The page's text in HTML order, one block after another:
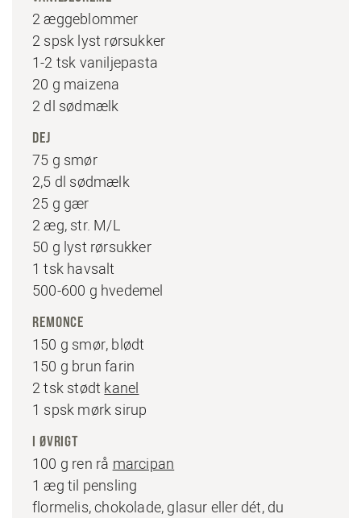
2 æggeblommer
2 spsk lyst rørsukker
1-2 tsk vaniljepasta
20 g maizena
2 dl sødmælk
DEJ
75 g smør
2,5 dl sødmælk
25 g gær
2 æg, str. M/L
50 g lyst rørsukker
1 tsk havsalt
500-600 g hvedemel
REMONCE
150 g smør, blødt
150 g brun farin
2 tsk stødt kanel
1 spsk mørk sirup
I ØVRIGT
100 g ren rå marcipan
1 æg til pensling
flormelis, chokolade, glasur eller dét, du